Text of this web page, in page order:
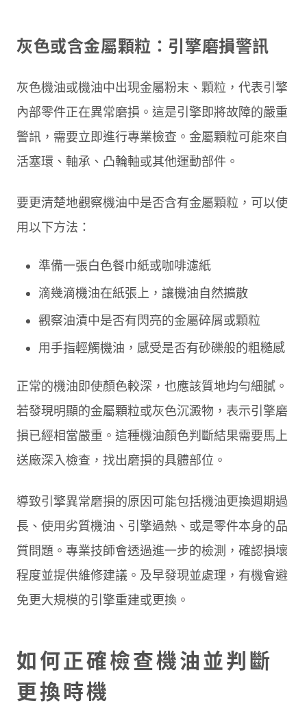
灰色或含金屬顆粒：引擎磨損警訊
灰色機油或機油中出現金屬粉末、顆粒，代表引擎
內部零件正在異常磨損。這是引擎即將故障的嚴重
警訊，需要立即進行專業檢查。金屬顆粒可能來自
活塞環、軸承、凸輪軸或其他運動部件。
要更清楚地觀察機油中是否含有金屬顆粒，可以使
用以下方法：
準備一張白色餐巾紙或咖啡濾紙
滴幾滴機油在紙張上，讓機油自然擴散
觀察油漬中是否有閃亮的金屬碎屑或顆粒
用手指輕觸機油，感受是否有砂礫般的粗糙感
正常的機油即使顏色較深，也應該質地均勻細膩。
若發現明顯的金屬顆粒或灰色沉澱物，表示引擎磨
損已經相當嚴重。這種機油顏色判斷結果需要馬上
送廠深入檢查，找出磨損的具體部位。
導致引擎異常磨損的原因可能包括機油更換週期過
長、使用劣質機油、引擎過熱、或是零件本身的品
質問題。專業技師會透過進一步的檢測，確認損壞
程度並提供維修建議。及早發現並處理，有機會避
免更大規模的引擎重建或更換。
如何正確檢查機油並判斷
更換時機